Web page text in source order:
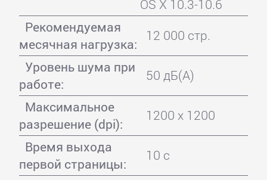
OS X 10.3-10.6
Рекомендуемая
месячная нагрузка:
12 000 стр.
Уровень шума при
работе:
50 дБ(А)
Максимальное
разрешение (dpi):
1200 x 1200
Время выхода
первой страницы:
10 с